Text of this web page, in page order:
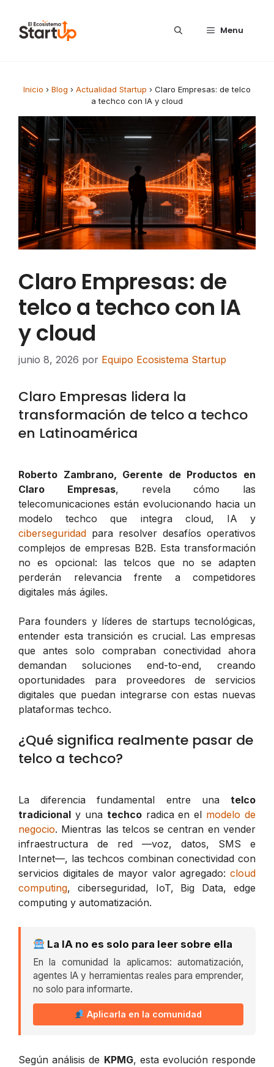
Menu
Inicio › Blog › Actualidad Startup › Claro Empresas: de telco
a techco con IA y cloud
Claro Empresas: de
telco a techco con IA
y cloud
junio 8, 2026 por Equipo Ecosistema Startup
Claro Empresas lidera la
transformación de telco a techco
en Latinoamérica
Roberto Zambrano, Gerente de Productos en
Claro Empresas, revela cómo las
telecomunicaciones están evolucionando hacia un
modelo techco que integra cloud, IA y
ciberseguridad para resolver desafíos operativos
complejos de empresas B2B. Esta transformación
no es opcional: las telcos que no se adapten
perderán relevancia frente a competidores
digitales más ágiles.
Para founders y líderes de startups tecnológicas,
entender esta transición es crucial. Las empresas
que antes solo compraban conectividad ahora
demandan soluciones end-to-end, creando
oportunidades para proveedores de servicios
digitales que puedan integrarse con estas nuevas
plataformas techco.
¿Qué significa realmente pasar de
telco a techco?
La diferencia fundamental entre una telco
tradicional y una techcoradica en el modelo de
negocio. Mientras las telcos se centran en vender
infraestructura de red —voz, datos, SMS e
Internet—, las techcos combinan conectividad con
servicios digitales de mayor valor agregado: cloud
computing, ciberseguridad, IoT, Big Data, edge
computing y automatización.
La IA no es solo para leer sobre ella
En la comunidad la aplicamos: automatización,
agentes IA y herramientas reales para emprender,
no solo para informarte.
Aplicarla en la comunidad
Según análisis de KPMG, esta evolución responde